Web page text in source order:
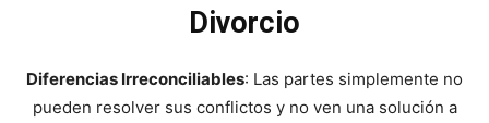
Divorcio
Diferencias Irreconciliables: Las partes simplemente no
pueden resolver sus conflictos y no ven una solución a